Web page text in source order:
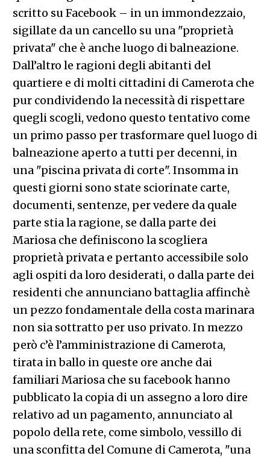
scritto su Facebook – in un immondezzaio,
sigillate da un cancello su una "proprietà
privata" che è anche luogo di balneazione.
Dall’altro le ragioni degli abitanti del
quartiere e di molti cittadini di Camerota che
pur condividendo la necessità di rispettare
quegli scogli, vedono questo tentativo come
un primo passo per trasformare quel luogo di
balneazione aperto a tutti per decenni, in
una "piscina privata di corte". Insomma in
questi giorni sono state sciorinate carte,
documenti, sentenze, per vedere da quale
parte stia la ragione, se dalla parte dei
Mariosa che definiscono la scogliera
proprietà privata e pertanto accessibile solo
agli ospiti da loro desiderati, o dalla parte dei
residenti che annunciano battaglia affinchè
un pezzo fondamentale della costa marinara
non sia sottratto per uso privato. In mezzo
però c’è l’amministrazione di Camerota,
tirata in ballo in queste ore anche dai
familiari Mariosa che su facebook hanno
pubblicato la copia di un assegno a loro dire
relativo ad un pagamento, annunciato al
popolo della rete, come simbolo, vessillo di
una sconfitta del Comune di Camerota, "una